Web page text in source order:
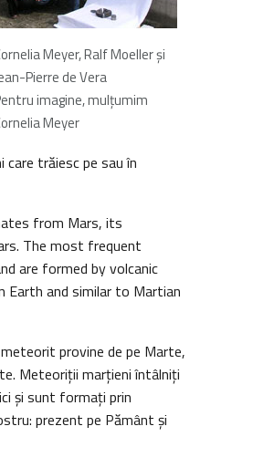
Meyer, Ralf Moeller și
Pierre de Vera
imagine, mulţumim
Meyer
trăiesc pe sau în
from Mars, its
The most frequent
are formed by volcanic
Earth and similar to Martian
provine de pe Marte,
Meteoriții marțieni întâlniți
și sunt formați prin
prezent pe Pământ și